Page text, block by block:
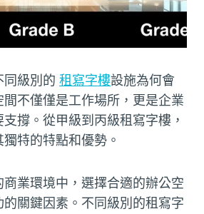
同級別的 租寫字樓設施為何會
不僅僅是工作場所，更是企業
撐。從甲級到丙級租寫字樓，
特的特點和優勢。
業環境中，選擇合適的辦公空
的關鍵因素。不同級別的租寫字